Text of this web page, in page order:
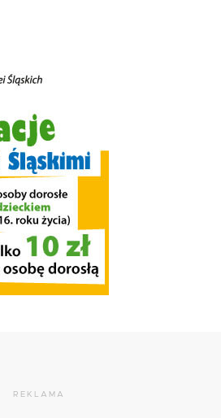
REKLAMA